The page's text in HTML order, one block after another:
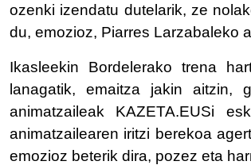
ozenki izendatu dutelarik, ze
du, emozioz, Piarres Larzabaleko
Ikasleekin Bordelerako trena
lanagatik, emaitza jakin aitzin,
animatzaileak KAZETA.EUSi
animatzailearen iritzi berekoa
emozioz beterik dira, pozez eta